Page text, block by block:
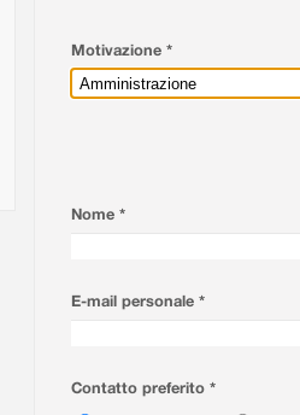
Motivazione *
Nome *
E-mail personale *
Contatto preferito *